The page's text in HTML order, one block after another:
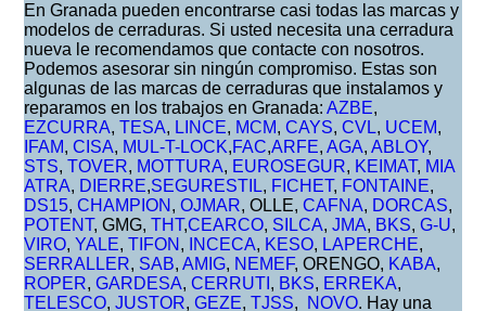
En Granada pueden encontrarse casi todas las marcas y
modelos de cerraduras. Si usted necesita una cerradura
nueva le recomendamos que contacte con nosotros.
Podemos asesorar sin ningún compromiso. Estas son
algunas de las marcas de cerraduras que instalamos y
reparamos en los trabajos en Granada:AZBE,
EZCURRA,TESA, LINCE, MCM,CAYS,CVL, UCEM,
IFAM,CISA, MUL-T-LOCK,FAC,ARFE,AGA,ABLOY,
STS,TOVER, MOTTURA, EUROSEGUR, KEIMAT, MIA
ATRA, DIERRE,SEGURESTIL, FICHET, FONTAINE,
DS15,CHAMPION ,OJMAR, OLLE,CAFNA, DORCAS,
POTENT, GMG,THT,CEARCO, SILCA,JMA, BKS,G-U,
VIRO,YALE,TIFON , INCECA, KESO, LAPERCHE,
SERRALLER, SAB,AMIG, NEMEF, ORENGO, KABA,
ROPER,GARDESA,CERRUTI , BKS, ERREKA,
TELESCO,JUSTOR,GEZE,TJSS, NOVO. Hay una